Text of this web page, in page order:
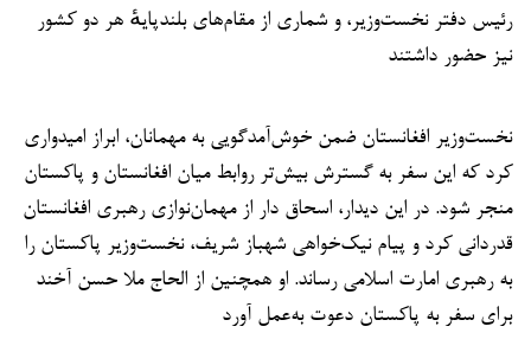
رئیس دفتر نخست‌وزیر، و شماری از مقام‌های بلندپایهٔ هر دو کشور
نیز حضور داشتند
نخست‌وزیر افغانستان ضمن خوش‌آمدگویی به مهمانان، ابراز امیدواری
کرد که این سفر به گسترش بیش‌تر روابط میان افغانستان و پاکستان
منجر شود. در این دیدار، اسحاق دار از مهمان‌نوازی رهبری افغانستان
قدردانی کرد و پیام نیک‌خواهی شهباز شریف، نخست‌وزیر پاکستان را
به رهبری امارت اسلامی رساند. او همچنین از الحاج ملا حسن آخند
برای سفر به پاکستان دعوت به‌عمل آورد